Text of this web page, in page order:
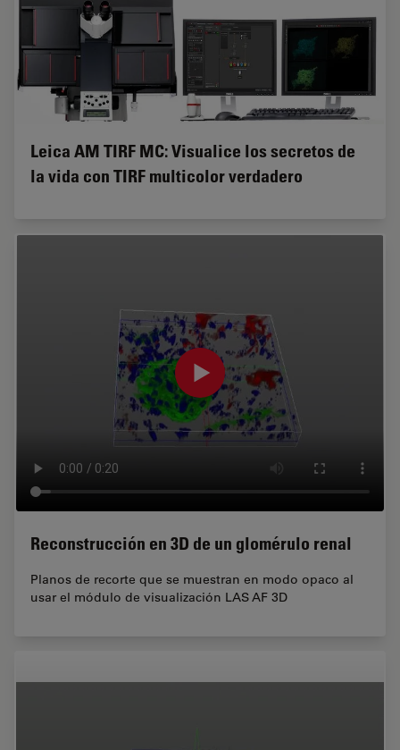
Leica AM TIRF MC: Visualice los secretos de
la vida con TIRF multicolor verdadero
Reconstrucción en 3D de un glomérulo renal
Planos de recorte que se muestran en modo opaco al
usar el módulo de visualización LAS AF 3D